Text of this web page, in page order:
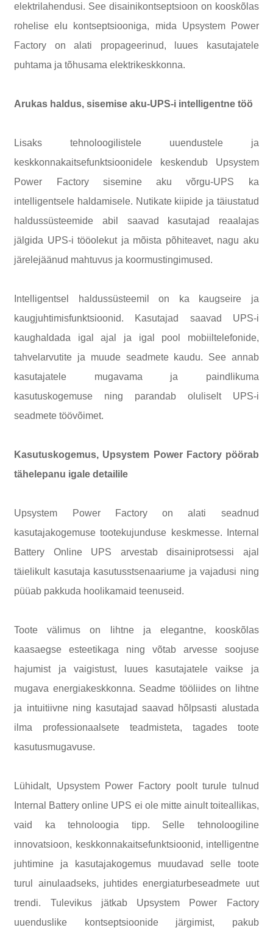
elektrilahendusi. See disainikontseptsioon on kooskõlas
rohelise elu kontseptsiooniga, mida Upsystem Power
Factory on alati propageerinud, luues kasutajatele
puhtama ja tõhusama elektrikeskkonna.
Arukas haldus, sisemise aku-UPS-i intelligentne töö
Lisaks tehnoloogilistele uuendustele ja
keskkonnakaitsefunktsioonidele keskendub Upsystem
Power Factory sisemine aku võrgu-UPS ka
intelligentsele haldamisele. Nutikate kiipide ja täiustatud
haldussüsteemide abil saavad kasutajad reaalajas
jälgida UPS-i tööolekut ja mõista põhiteavet, nagu aku
järelejäänud mahtuvus ja koormustingimused.
Intelligentsel haldussüsteemil on ka kaugseire ja
kaugjuhtimisfunktsioonid. Kasutajad saavad UPS-i
kaughaldada igal ajal ja igal pool mobiiltelefonide,
tahvelarvutite ja muude seadmete kaudu. See annab
kasutajatele mugavama ja paindlikuma
kasutuskogemuse ning parandab oluliselt UPS-i
seadmete töövõimet.
Kasutuskogemus, Upsystem Power Factory pöörab
tähelepanu igale detailile
Upsystem Power Factory on alati seadnud
kasutajakogemuse tootekujunduse keskmesse. Internal
Battery Online UPS arvestab disainiprotsessi ajal
täielikult kasutaja kasutusstsenaariume ja vajadusi ning
püüab pakkuda hoolikamaid teenuseid.
Toote välimus on lihtne ja elegantne, kooskõlas
kaasaegse esteetikaga ning võtab arvesse soojuse
hajumist ja vaigistust, luues kasutajatele vaikse ja
mugava energiakeskkonna. Seadme tööliides on lihtne
ja intuitiivne ning kasutajad saavad hõlpsasti alustada
ilma professionaalsete teadmisteta, tagades toote
kasutusmugavuse.
Lühidalt, Upsystem Power Factory poolt turule tulnud
Internal Battery online UPS ei ole mitte ainult toiteallikas,
vaid ka tehnoloogia tipp. Selle tehnoloogiline
innovatsioon, keskkonnakaitsefunktsioonid, intelligentne
juhtimine ja kasutajakogemus muudavad selle toote
turul ainulaadseks, juhtides energiaturbeseadmete uut
trendi. Tulevikus jätkab Upsystem Power Factory
uuenduslike kontseptsioonide järgimist, pakub